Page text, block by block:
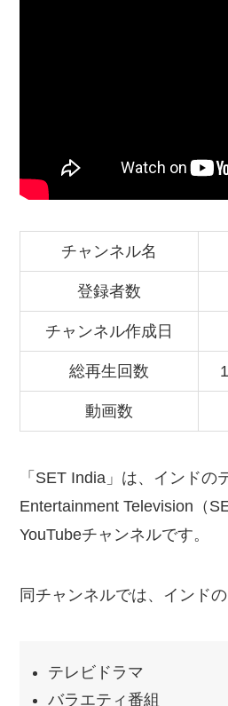
チャンネル名
登録者数
チャンネル作成日
総再生回数
動画数
「SET India」は、インドの
Entertainment Television（
YouTubeチャンネルです。
同チャンネルでは、インドの
テレビドラマ
バラエティ番組